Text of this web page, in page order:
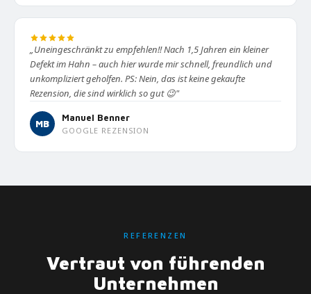
„Uneingeschränkt zu empfehlen!! Nach 1,5 Jahren ein kleiner
Defekt im Hahn – auch hier wurde mir schnell, freundlich und
unkompliziert geholfen. PS: Nein, das ist keine gekaufte
Rezension, die sind wirklich so gut 😉"
MB
Manuel Benner
GOOGLE REZENSION
REFERENZEN
Vertraut von führenden
Unternehmen